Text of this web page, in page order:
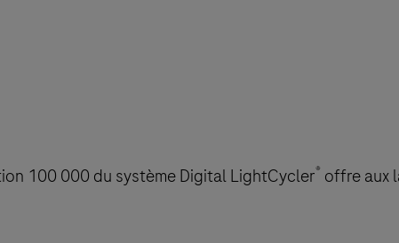
100 000 du système Digital LightCycler® offre aux